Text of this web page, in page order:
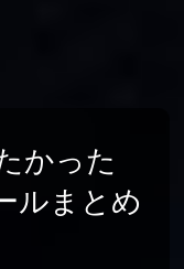
かった
ルまとめ